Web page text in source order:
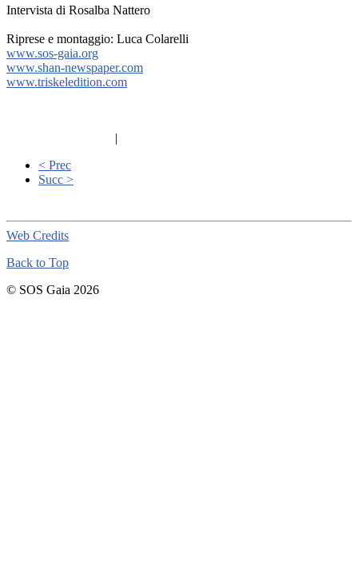
Intervista di Rosalba Nattero
Riprese e montaggio: Luca Colarelli
www.sos-gaia.org
www.shan-newspaper.com
www.triskeledition.com
|
< Prec
Succ >
Web Credits
Back to Top
© SOS Gaia 2026